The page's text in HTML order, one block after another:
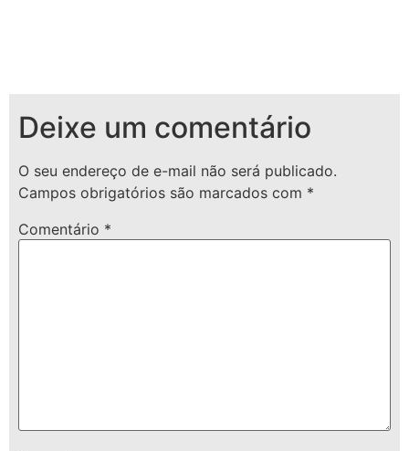
Deixe um comentário
O seu endereço de e-mail não será publicado.
Campos obrigatórios são marcados com *
Comentário *